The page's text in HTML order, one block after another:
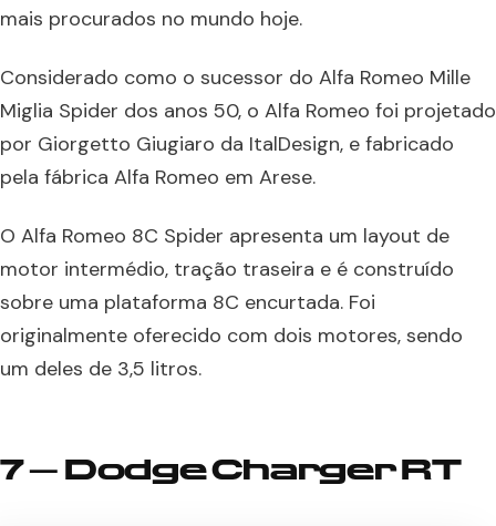
mais procurados no mundo hoje.
Considerado como o sucessor do Alfa Romeo Mille
Miglia Spider dos anos 50, o Alfa Romeo foi projetado
por Giorgetto Giugiaro da ItalDesign, e fabricado
pela fábrica Alfa Romeo em Arese.
O Alfa Romeo 8C Spider apresenta um layout de
motor intermédio, tração traseira e é construído
sobre uma plataforma 8C encurtada. Foi
originalmente oferecido com dois motores, sendo
um deles de 3,5 litros.
7 – Dodge Charger RT